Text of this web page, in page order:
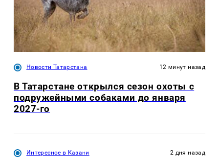
Новости Татарстана 12 минут назад
В Татарстане открылся сезон охоты с
подружейными собаками до января
2027-го
Интересное в Казани 2 дня назад